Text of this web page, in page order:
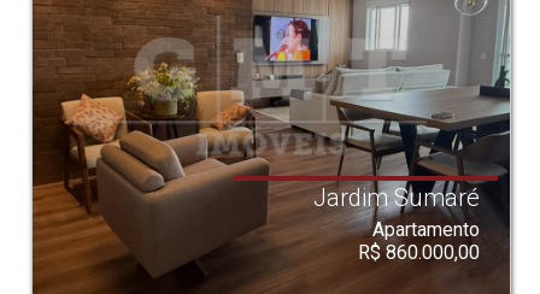
Jardim Sumaré
Apartamento
R$ 860.000,00